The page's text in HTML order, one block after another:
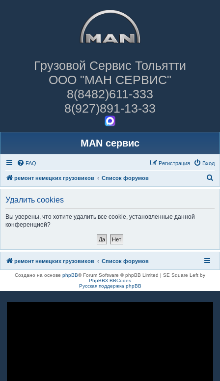
Грузовой Сервис Тольятти
ООО "МАН СЕРВИС"
8(8482)611-333
8(927)891-13-33
MAN сервис
FAQ Вход
Регистрация
ремонт немецких грузовиков Список форумов
о
Удалить cookies
Вы уверены, что хотите удалить все cookie, установленные данной
конференцией?
ремонт немецких грузовиков Список форумов
Создано на основе phpBB® Forum Software © phpBB Limited | SE Square Left by
PhpBB3 BBCodes
Русская поддержка phpBB